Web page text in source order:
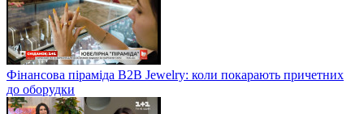
Фінансова піраміда B2B Jewelry: коли покарають причетних
до оборудки